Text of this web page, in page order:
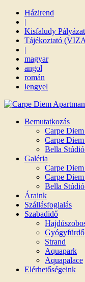
Házirend
|
Kisfaludy Pályázat
Tájékoztató
|
magyar
angol
román
lengyel
Bemutatkozás
Carpe
Carpe
Bella
Galéria
Carpe
Carpe
Bella
Áraink
Szállásfoglalás
Szabadidő
Gyógyfürdő
Strand
Aquapark
Aquapalace
Elérhetőségeink